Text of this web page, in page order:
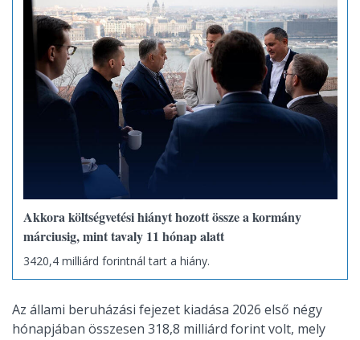
Akkora költségvetési hiányt hozott össze a kormány
márciusig, mint tavaly 11 hónap alatt
3420,4 milliárd forintnál tart a hiány.
Az állami beruházási fejezet kiadása 2026 első négy
hónapjában összesen 318,8 milliárd forint volt, mely